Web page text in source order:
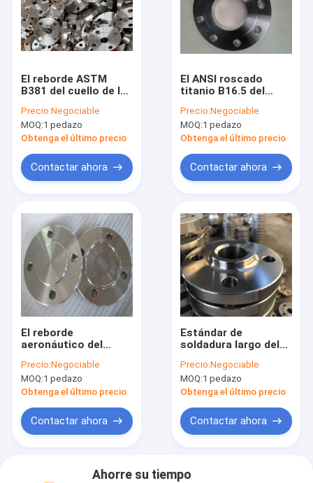
El reborde ASTM
B381 del cuello de la
del tubo Gr2
CLASIFICA el
estándar 150
Precio:Negociable
MOQ:1 pedazo
Obtenga el último precio
Contactar ahora
El ANSI roscado
titanio B16.5 del
CLASIFICA 300
estándar de ASME
B16.5
Precio:Negociable
MOQ:1 pedazo
Obtenga el último precio
Contactar ahora
El reborde
aeronáutico del
soldadura del titanio,
titanio F5 forjó
altura del anillo 20m
Precio:Negociable
MOQ:1 pedazo
Obtenga el último precio
Contactar ahora
Estándar de
soldadura largo del
ASME SB381 del
cuello del titanio GR1
GR5
Precio:Negociable
MOQ:1 pedazo
Obtenga el último precio
Contactar ahora
Ahorre su tiempo